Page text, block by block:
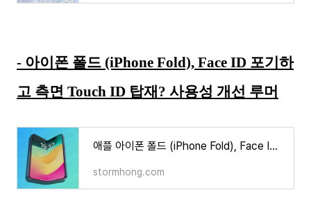
- 아이폰 폴드 (iPhone Fold), Face ID 포기하
고 측면 Touch ID 탑재? 사용성 개선 루머
애플 아이폰 폴드 (iPhone Fold), Face ID 포기하고 측면 Touch ID 탑재? 사용성 개선 루머
stormhong.com